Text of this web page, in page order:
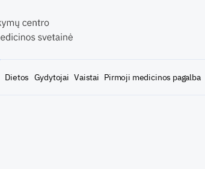
Dietos Gydytojai Vaistai Pirmoji medicinos pagalba